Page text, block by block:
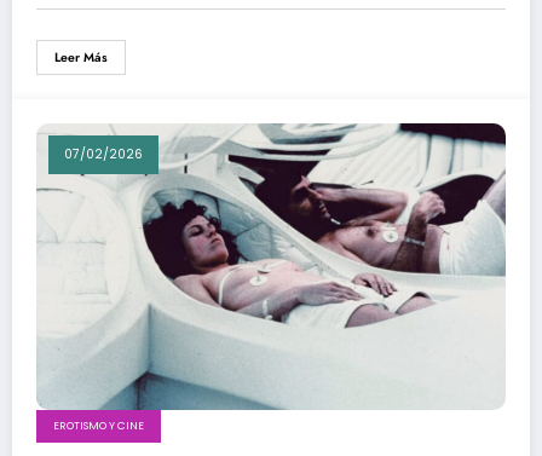
Leer Más
07/02/2026
EROTISMO Y CINE